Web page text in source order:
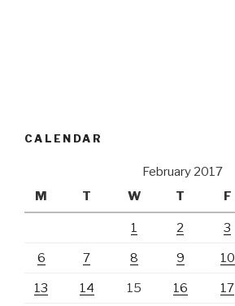
CALENDAR
February 2017
M
T W T F
1 2 3
6 7 8 9 10
13 14 15 16 17